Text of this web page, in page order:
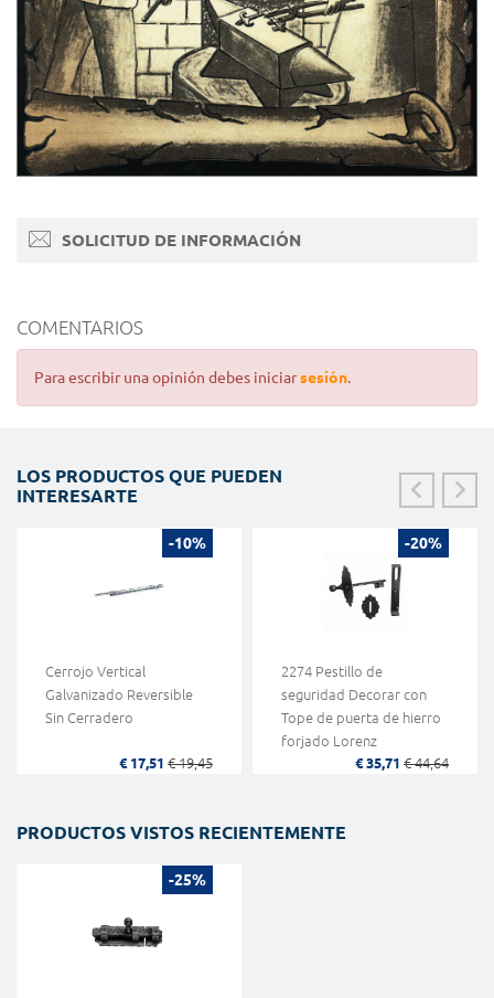
SOLICITUD DE INFORMACIÓN
COMENTARIOS
Para escribir una opinión debes iniciarsesión.
LOS PRODUCTOS QUE PUEDEN
INTERESARTE
-10%
Cerrojo Vertical
Galvanizado Reversible
Sin Cerradero
€ 17,51 € 19,45
-20%
2274 Pestillo de
seguridad Decorar con
Tope de puerta de hierro
forjado Lorenz
€ 35,71 € 44,64
PRODUCTOS VISTOS RECIENTEMENTE
-25%